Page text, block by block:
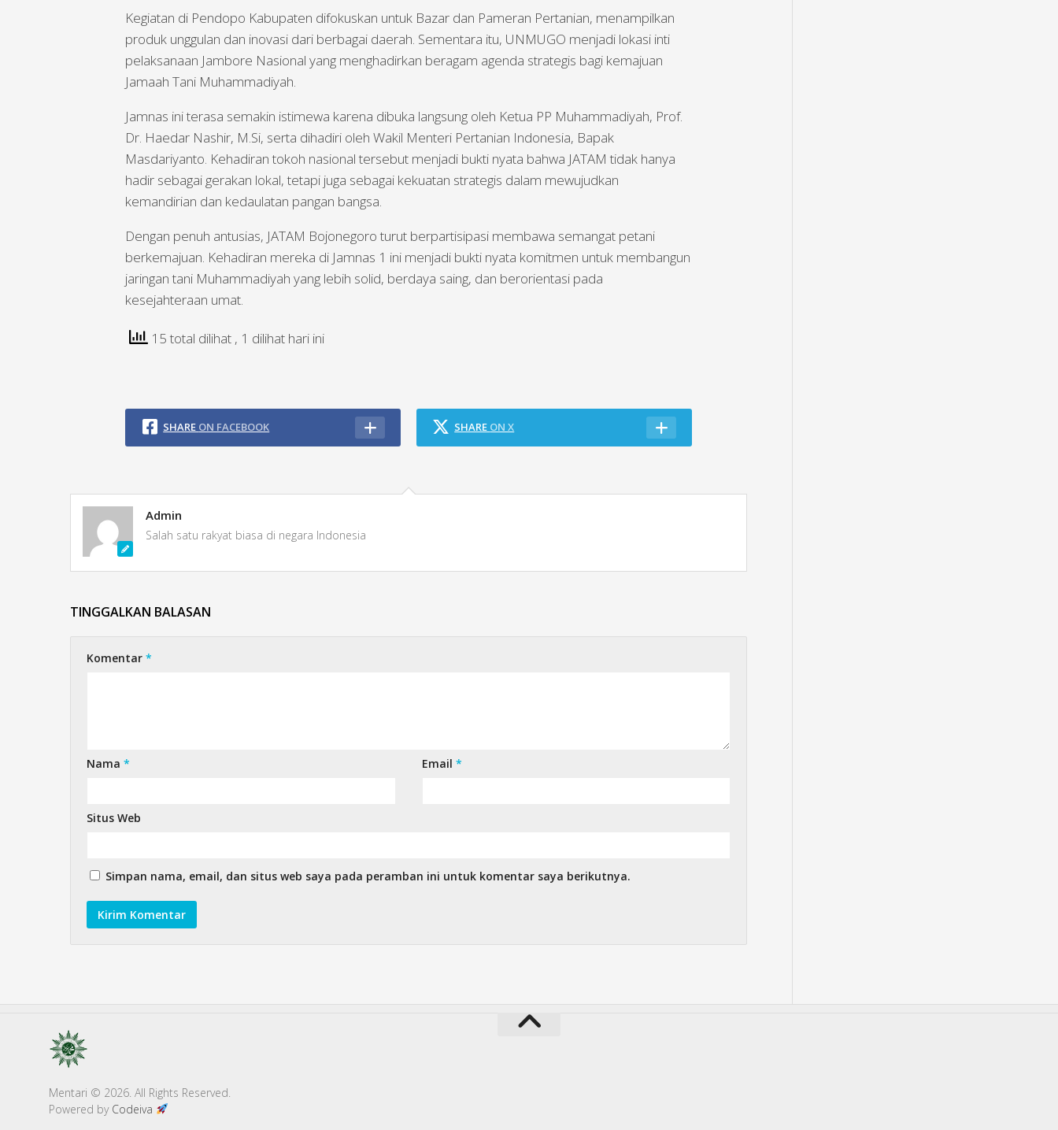
Kegiatan di Pendopo Kabupaten difokuskan untuk Bazar dan Pameran Pertanian, menampilkan
produk unggulan dan inovasi dari berbagai daerah. Sementara itu, UNMUGO menjadi lokasi inti
pelaksanaan Jambore Nasional yang menghadirkan beragam agenda strategis bagi kemajuan
Jamaah Tani Muhammadiyah.
Jamnas ini terasa semakin istimewa karena dibuka langsung oleh Ketua PP Muhammadiyah, Prof.
Dr. Haedar Nashir, M.Si, serta dihadiri oleh Wakil Menteri Pertanian Indonesia, Bapak
Masdariyanto. Kehadiran tokoh nasional tersebut menjadi bukti nyata bahwa JATAM tidak hanya
hadir sebagai gerakan lokal, tetapi juga sebagai kekuatan strategis dalam mewujudkan
kemandirian dan kedaulatan pangan bangsa.
Dengan penuh antusias, JATAM Bojonegoro turut berpartisipasi membawa semangat petani
berkemajuan. Kehadiran mereka di Jamnas 1 ini menjadi bukti nyata komitmen untuk membangun
jaringan tani Muhammadiyah yang lebih solid, berdaya saing, dan berorientasi pada
kesejahteraan umat.
15 total dilihat , 1 dilihat hari ini
SHARE ON FACEBOOK SHARE ON X
Admin
Salah satu rakyat biasa di negara Indonesia
TINGGALKAN BALASAN
Komentar*
Nama* Email *
Situs Web
Simpan nama, email, dan situs web saya pada peramban ini untuk komentar saya berikutnya.
Mentari © 2026. All Rights Reserved.
Powered by Codeiva